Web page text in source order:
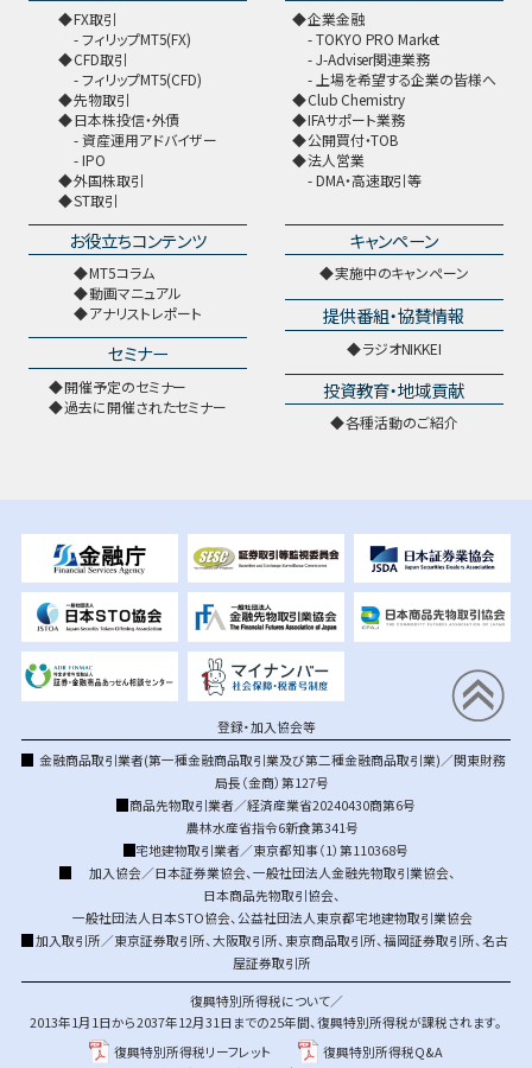
FX取引
フィリップMT5(FX)
CFD取引
フィリップMT5(CFD)
先物取引
日本株投信・外債
資産運用アドバイザー
IPO
外国株取引
ST取引
企業金融
TOKYO PRO Market
J-Adviser関連業務
上場を希望する企業の皆様へ
Club Chemistry
IFAサポート業務
公開買付・TOB
法人営業
DMA・高速取引等
お役立ちコンテンツ
MT5コラム
動画マニュアル
アナリストレポート
セミナー
開催予定のセミナー
過去に開催されたセミナー
キャンペーン
実施中のキャンペーン
提供番組・協賛情報
ラジオNIKKEI
投資教育・地域貢献
各種活動のご紹介
登録・加入協会等
金融商品取引業者(第一種金融商品取引業及び第二種金融商品取引業)／関東財務
局長（金商）第127号
商品先物取引業者／経済産業省20240430商第6号
農林水産省指令6新食第341号
宅地建物取引業者／東京都知事（1）第110368号
加入協会／日本証券業協会、 一般社団法人金融先物取引業協会、
日本商品先物取引協会、
一般社団法人日本STO協会、 公益社団法人東京都宅地建物取引業協会
加入取引所／東京証券取引所、大阪取引所、 東京商品取引所、福岡証券取引所、名古
屋証券取引所
復興特別所得税について／
2013年1月1日から2037年12月31日までの25年間、復興特別所得税が課税されます。
復興特別所得税リーフレット
復興特別所得税Q&A